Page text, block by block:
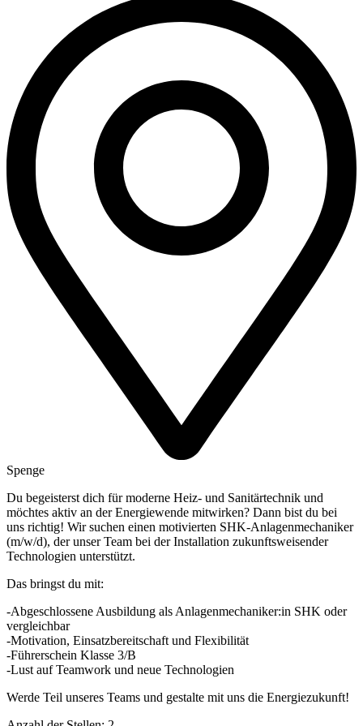
Spenge
Du begeisterst dich für moderne Heiz- und Sanitärtechnik und
möchtes aktiv an der Energiewende mitwirken? Dann bist du bei
uns richtig! Wir suchen einen motivierten SHK-Anlagenmechaniker
(m/w/d), der unser Team bei der Installation zukunftsweisender
Technologien unterstützt.
Das bringst du mit:
-Abgeschlossene Ausbildung als Anlagenmechaniker:in SHK oder
vergleichbar
-Motivation, Einsatzbereitschaft und Flexibilität
-Führerschein Klasse 3/B
-Lust auf Teamwork und neue Technologien
Werde Teil unseres Teams und gestalte mit uns die Energiezukunft!